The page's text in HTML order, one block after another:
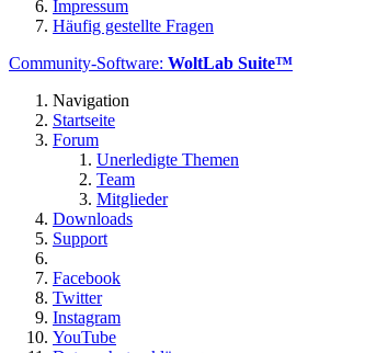
Impressum
Häufig gestellte Fragen
Community-Software: WoltLab Suite™
Navigation
Startseite
Forum
Unerledigte Themen
Team
Mitglieder
Downloads
Support
Facebook
Twitter
Instagram
YouTube